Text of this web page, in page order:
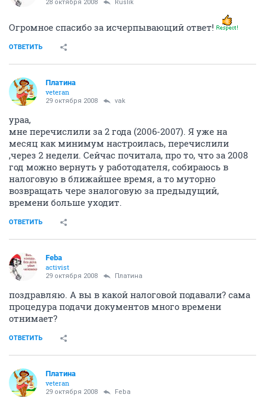
28 октября 2008 Ruslik
Огромное спасибо за исчерпывающий ответ!
ОТВЕТИТЬ
Платина
veteran
29 октября 2008 vak
ураа,
мне перечислили за 2 года (2006-2007). Я уже на
месяц как минимум настроилась, перечислили
,через 2 недели. Сейчас почитала, про то, что за 2008
год можно вернуть у работодателя, собираюсь в
налоговую в ближайшее время, а то муторно
возвращать чере зналоговую за предыдущий,
времени больше уходит.
ОТВЕТИТЬ
Feba
activist
29 октября 2008 Платина
поздравляю. А вы в какой налоговой подавали? сама
процедура подачи документов много времени
отнимает?
ОТВЕТИТЬ
Платина
veteran
29 октября 2008 Feba